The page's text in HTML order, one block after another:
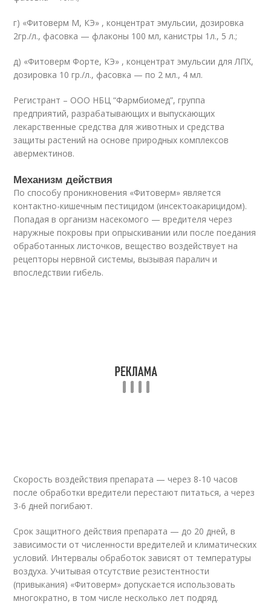
г) «Фитоверм М, КЭ» , концентрат эмульсии, дозировка
2гр./л., фасовка — флаконы 100 мл, канистры 1л., 5 л.;
д) «Фитоверм Форте, КЭ» , концентрат эмульсии для ЛПХ,
дозировка 10 гр./л., фасовка — по 2 мл., 4 мл.
Регистрант – ООО НБЦ “Фармбиомед”, группа
предприятий, разрабатывающих и выпускающих
лекарственные средства для животных и средства
защиты растений на основе природных комплексов
авермектинов.
Механизм действия
По способу проникновения «Фитоверм» является
контактно-кишечным пестицидом (инсектоакарицидом).
Попадая в организм насекомого — вредителя через
наружные покровы при опрыскивании или после поедания
обработанных листочков, вещество воздействует на
рецепторы нервной системы, вызывая паралич и
впоследствии гибель.
Скорость воздействия препарата — через 8-10 часов
после обработки вредители перестают питаться, а через
3-6 дней погибают.
Срок защитного действия препарата — до 20 дней, в
зависимости от численности вредителей и климатических
условий. Интервалы обработок зависят от температуры
воздуха. Учитывая отсутствие резистентности
(привыкания) «Фитоверм» допускается использовать
многократно, в том числе несколько лет подряд.